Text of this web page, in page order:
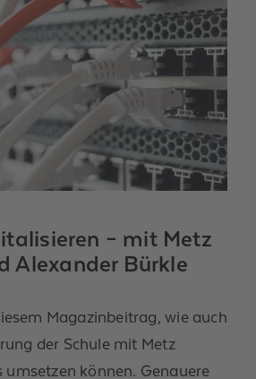
– mit Metz
Alexander Bürkle
Magazinbeitrag, wie auch
der Schule mit Metz
umsetzen können. Genauere